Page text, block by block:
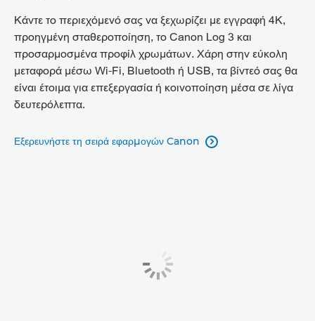
Κάντε το περιεχόμενό σας να ξεχωρίζει με εγγραφή 4K,
προηγμένη σταθεροποίηση, το Canon Log 3 και
προσαρμοσμένα προφίλ χρωμάτων. Χάρη στην εύκολη
μεταφορά μέσω Wi-Fi, Bluetooth ή USB, τα βίντεό σας θα
είναι έτοιμα για επεξεργασία ή κοινοποίηση μέσα σε λίγα
δευτερόλεπτα.
Εξερευνήστε τη σειρά εφαρμογών Canon 